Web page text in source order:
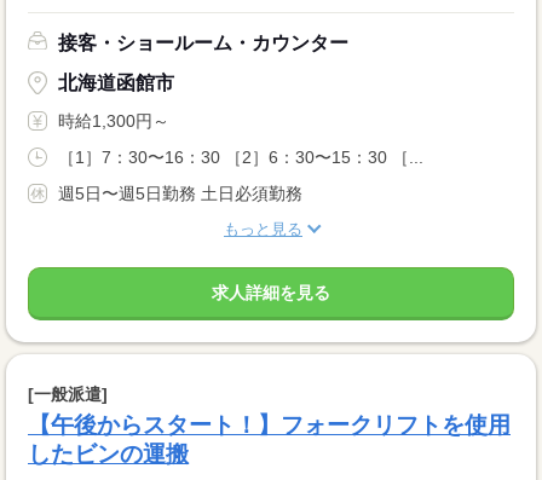
接客・ショールーム・カウンター
北海道函館市
時給1,300円～
［1］7：30〜16：30 ［2］6：30〜15：30 ［...
週5日〜週5日勤務 土日必須勤務
もっと見る
求人詳細を見る
[一般派遣]
【午後からスタート！】フォークリフトを使用
したビンの運搬